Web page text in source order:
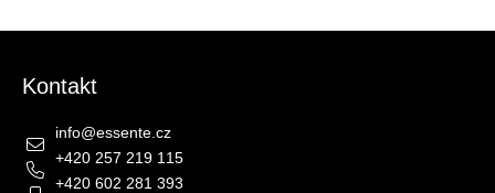
Kontakt
info@essente.cz
+420 257 219 115
+420 602 281 393